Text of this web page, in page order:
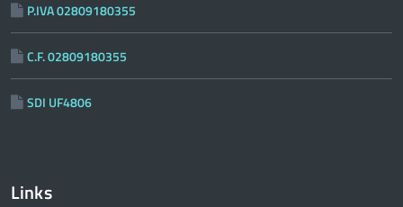
P.IVA 02809180355
C.F. 02809180355
SDI UF4806
Links